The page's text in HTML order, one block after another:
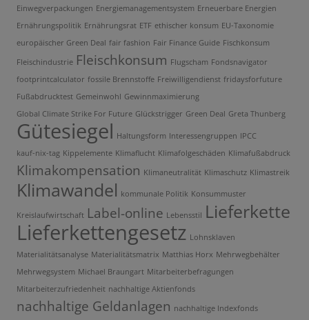
Einwegverpackungen Energiemanagementsystem Erneuerbare Energien
Ernährungspolitik Ernährungsrat ETF ethischer konsum EU-Taxonomie
europäischer Green Deal fair fashion Fair Finance Guide Fischkonsum
Fleischindustrie Fleischkonsum Flugscham Fondsnavigator
footprintcalculator fossile Brennstoffe Freiwilligendienst fridaysforfuture
Fußabdrucktest Gemeinwohl Gewinnmaximierung
Global Climate Strike For Future Glückstrigger Green Deal Greta Thunberg
Gütesiegel Haltungsform Interessengruppen IPCC
kauf-nix-tag Kippelemente Klimaflucht Klimafolgeschäden Klimafußabdruck
Klimakompensation Klimaneutralität Klimaschutz Klimastreik
Klimawandel kommunale Politik Konsummuster
Kreislaufwirtschaft Label-online Lebensstil Lieferkette
Lieferkettengesetz Lohnsklaven
Materialitätsanalyse Materialitätsmatrix Matthias Horx Mehrwegbehälter
Mehrwegsystem Michael Braungart Mitarbeiterbefragungen
Mitarbeiterzufriedenheit nachhaltige Aktienfonds
nachhaltige Geldanlagen nachhaltige Indexfonds